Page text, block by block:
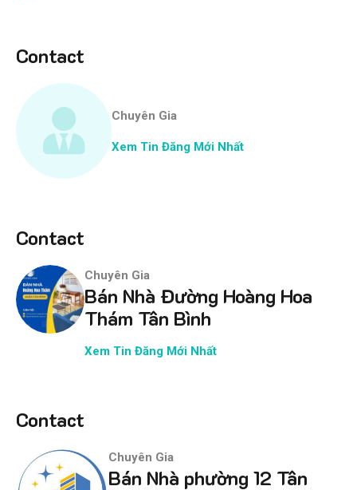
Contact
Chuyên Gia
Xem Tin Đăng Mới Nhất
Contact
Chuyên Gia
Bán Nhà Đường Hoàng Hoa
Thám Tân Bình
Xem Tin Đăng Mới Nhất
Contact
Chuyên Gia
Bán Nhà phường 12 Tân